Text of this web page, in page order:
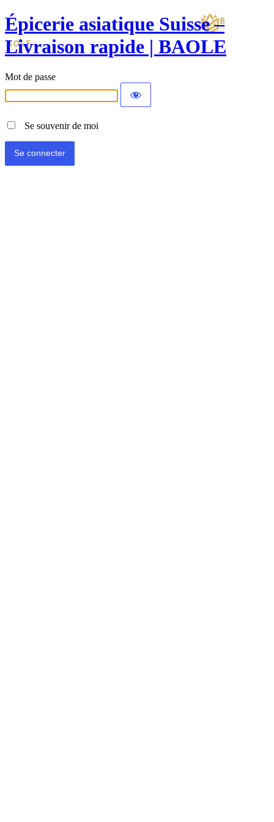
Épicerie asiatique Suisse –
Livraison rapide | BAOLE
Mot de passe
Se souvenir de moi